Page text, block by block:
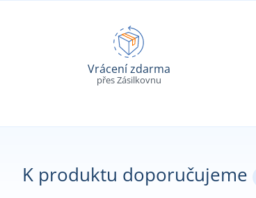
Vrácení zdarma
přes Zásilkovnu
K produktu doporučujeme